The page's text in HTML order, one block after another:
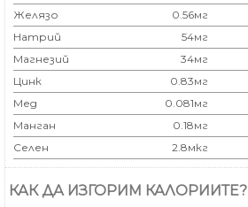
Желязо
0.56мг
Натрий
54мг
Магнезий
34мг
Цинк
0.83мг
Мед
0.081мг
Манган
0.18мг
Селен
2.8мкг
КАК ДА ИЗГОРИМ КАЛОРИИТЕ?